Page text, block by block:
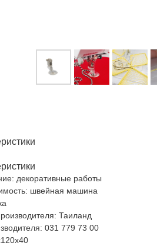
декоративные работы
швейная машина
Таиланд
031 779 73 00